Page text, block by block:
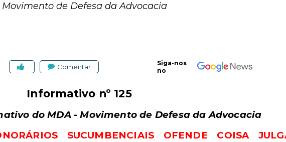
de Defesa da Advocacia
Comentar
Siga-nos
no
Informativo nº 125
do MDA - Movimento de Defesa da Advocacia
SUCUMBENCIAIS OFENDE COISA